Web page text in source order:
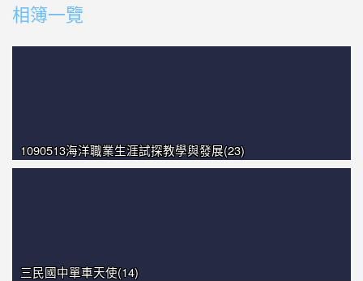
相簿一覽
1090513海洋職業生涯試探教學與發展(23)
三民國中單車天使(14)